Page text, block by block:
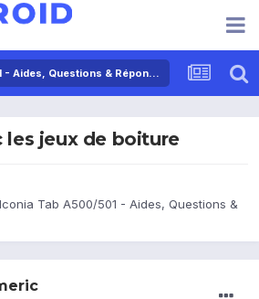
Acer Iconia Tab A500/501 - Aides, Questions & Réponses
les jeux de boiture
Tab A500/501 - Aides, Questions &